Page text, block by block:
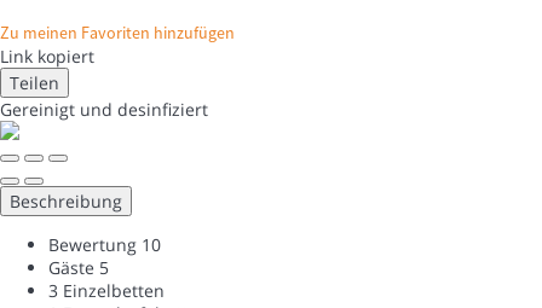
Zu meinen Favoriten hinzufügen
Link kopiert
Teilen
Gereinigt und desinfiziert
Beschreibung
Bewertung 10
Gäste 5
3 Einzelbetten